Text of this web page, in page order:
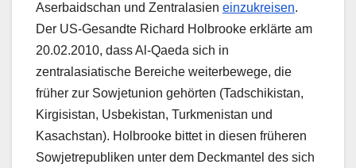
Aserbaidschan und Zentralasien einzukreisen.
Der US-Gesandte Richard Holbrooke erklärte am
20.02.2010, dass Al-Qaeda sich in
zentralasiatische Bereiche weiterbewege, die
früher zur Sowjetunion gehörten (Tadschikistan,
Kirgisistan, Usbekistan, Turkmenistan und
Kasachstan). Holbrooke bittet in diesen früheren
Sowjetrepubliken unter dem Deckmantel des sich